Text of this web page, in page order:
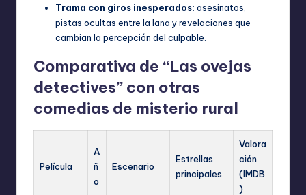
Trama con giros inesperados: asesinatos,
pistas ocultas entre la lana y revelaciones que
cambian la percepción del culpable.
Comparativa de “Las ovejas
detectives” con otras
comedias de misterio rural
Película
A
ñ
o
Escenario
Estrellas
principales
Valora
ción
(IMDB
)